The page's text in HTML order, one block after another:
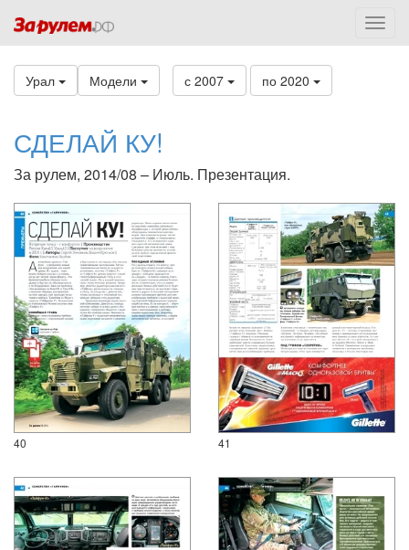
Урал Модели с 2007 по 2020
СДЕЛАЙ КУ!
За рулем, 2014/08 – Июль. Презентация.
40 41